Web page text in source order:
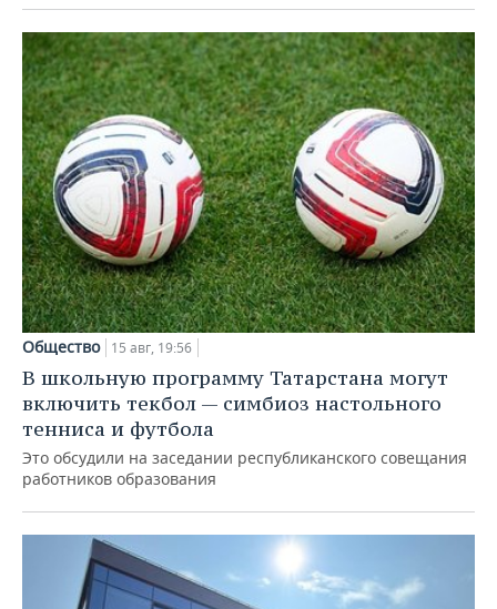
Общество 15 авг, 19:56
В школьную программу Татарстана могут
включить текбол — симбиоз настольного
тенниса и футбола
Это обсудили на заседании республиканского совещания
работников образования